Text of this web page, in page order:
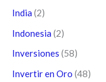
India (2)
Indonesia (2)
Inversiones (58)
Invertir en Oro (48)